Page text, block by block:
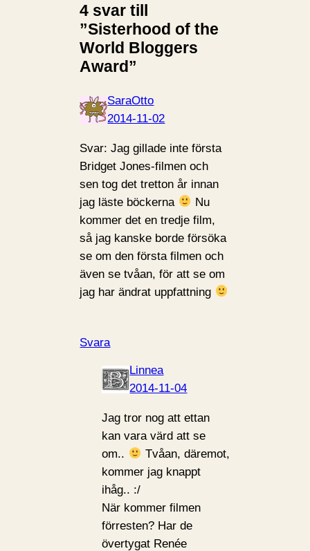
4 svar till
”Sisterhood of the
World Bloggers
Award”
SaraOtto
2014-11-02
Svar: Jag gillade inte första
Bridget Jones-filmen och
sen tog det tretton år innan
jag läste böckerna
Nu
kommer det en tredje film,
så jag kanske borde försöka
se om den första filmen och
även se tvåan, för att se om
jag har ändrat uppfattning
Svara
Linnea
2014-11-04
Jag tror nog att ettan
kan vara värd att se
om..
Tvåan, däremot,
kommer jag knappt
ihåg.. :/
När kommer filmen
förresten? Har de
övertygat Renée